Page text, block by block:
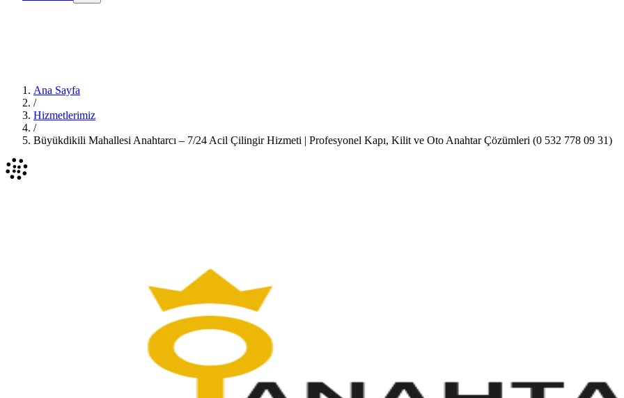
Ana Sayfa
/
Hizmetlerimiz
/
Büyükdikili Mahallesi Anahtarcı – 7/24 Acil Çilingir Hizmeti | Profesyonel Kapı, Kilit ve Oto Anahtar Çözümleri (0 532 778 09 31)